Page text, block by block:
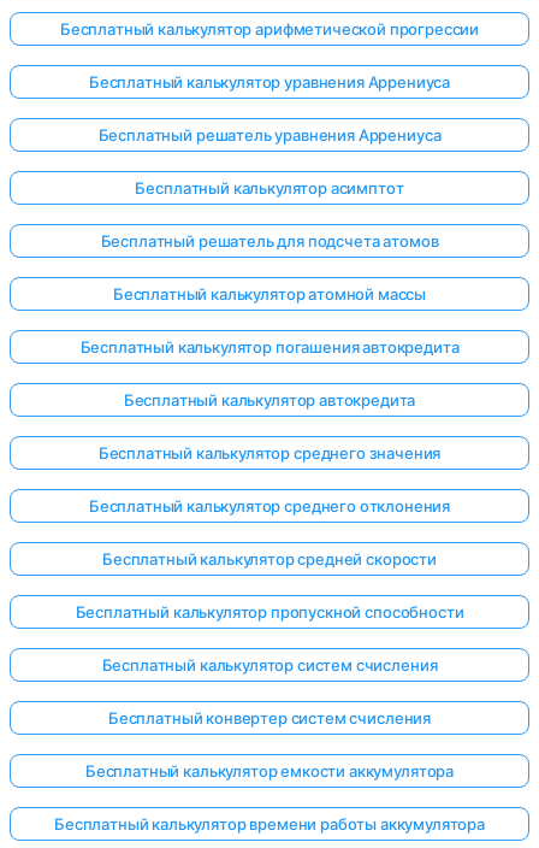
Бесплатный калькулятор арифметической прогрессии
Бесплатный калькулятор уравнения Аррениуса
Бесплатный решатель уравнения Аррениуса
Бесплатный калькулятор асимптот
Бесплатный решатель для подсчета атомов
Бесплатный калькулятор атомной массы
Бесплатный калькулятор погашения автокредита
Бесплатный калькулятор автокредита
Бесплатный калькулятор среднего значения
Бесплатный калькулятор среднего отклонения
Бесплатный калькулятор средней скорости
Бесплатный калькулятор пропускной способности
Бесплатный калькулятор систем счисления
Бесплатный конвертер систем счисления
Бесплатный калькулятор емкости аккумулятора
Бесплатный калькулятор времени работы аккумулятора